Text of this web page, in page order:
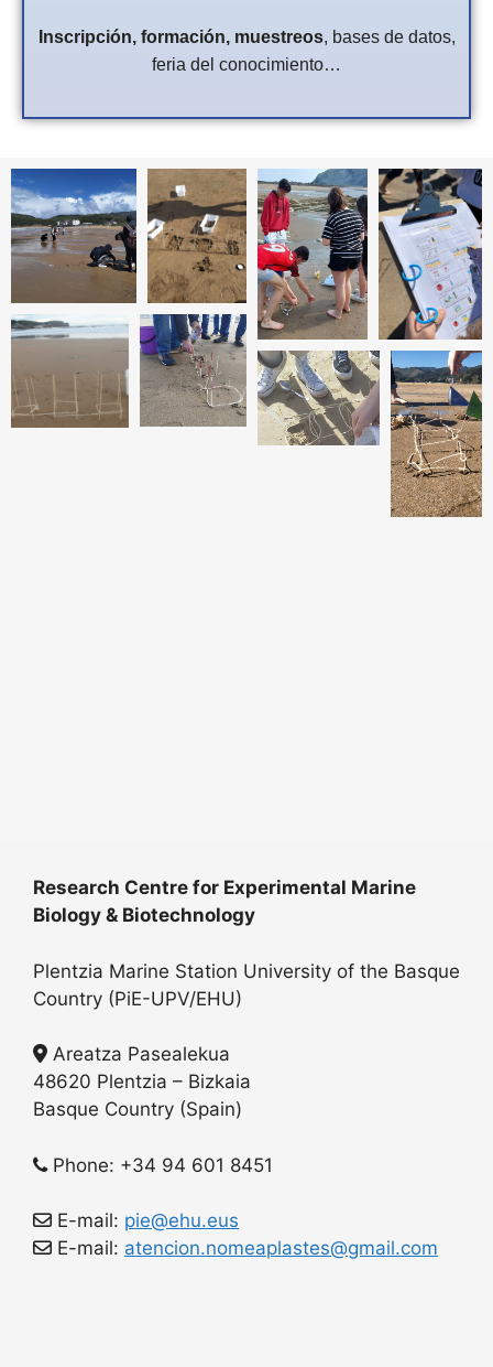
Inscripción, formación, muestreos, bases de datos,
feria del conocimiento…
Research Centre for Experimental Marine
Biology & Biotechnology
Plentzia Marine Station University of the Basque
Country (PiE-UPV/EHU)
Areatza Pasealekua
48620 Plentzia – Bizkaia
Basque Country (Spain)
Phone: +34 94 601 8451
E-mail: pie@ehu.eus
E-mail: atencion.nomeaplastes@gmail.com